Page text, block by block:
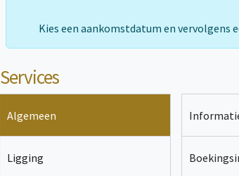
Kies een aankomstdatum en vervolgens
Services
Algemeen
Ligging